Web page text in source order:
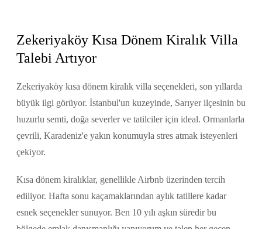
Zekeriyaköy Kısa Dönem Kiralık Villa
Talebi Artıyor
Zekeriyaköy kısa dönem kiralık villa seçenekleri, son yıllarda
büyük ilgi görüyor. İstanbul'un kuzeyinde, Sarıyer ilçesinin bu
huzurlu semti, doğa severler ve tatilciler için ideal. Ormanlarla
çevrili, Karadeniz'e yakın konumuyla stres atmak isteyenleri
çekiyor.
Kısa dönem kiralıklar, genellikle Airbnb üzerinden tercih
ediliyor. Hafta sonu kaçamaklarından aylık tatillere kadar
esnek seçenekler sunuyor. Ben 10 yılı aşkın süredir bu